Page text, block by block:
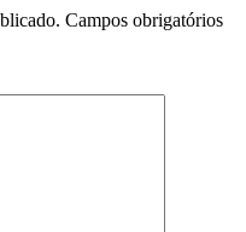
Campos obrigatórios